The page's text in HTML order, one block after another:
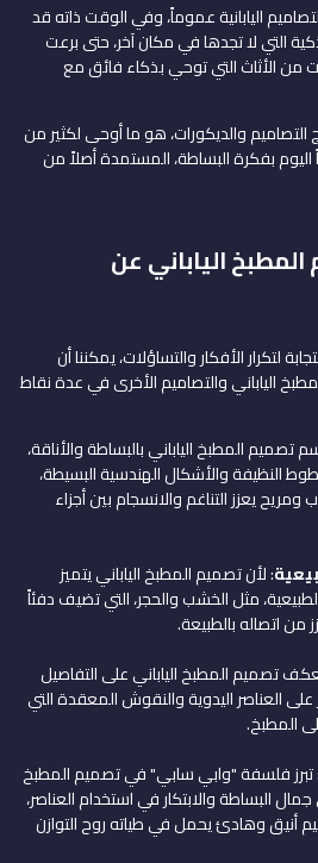
اليابانية عموماً، وفي الوقت ذاته قد
التي لا تجدها في مكان آخر، حتى برعت
من الأثاث التي توحي بذكاء فائق مع
التصاميم والديكورات، هو ما أوحى لكثير من
اليوم بفكرة البساطة، المستمدة أصلاً من
الياباني عن
لتكرار الأفكار والتساؤلات، يمكننا أن
الياباني والتصاميم الأخرى في عدة نقاط
تصميم المطبخ الياباني بالبساطة والأناقة،
النظيفة والأشكال الهندسية البسيطة،
يعزز التناغم والانسجام بين أجزاء
: لأن تصميم المطبخ الياباني يتميز
مثل الخشب والحجر، التي تضيف دفئاً
من اتصاله بالطبيعة.
تصميم المطبخ الياباني على التفاصيل
على العناصر اليدوية والنقوش المعقدة التي
المطبخ.
: تبرز فلسفة "وابي سابي" في تصميم المطبخ
البساطة والابتكار في استخدام العناصر،
أنيق وهادئ يحمل في طياته روح التوازن